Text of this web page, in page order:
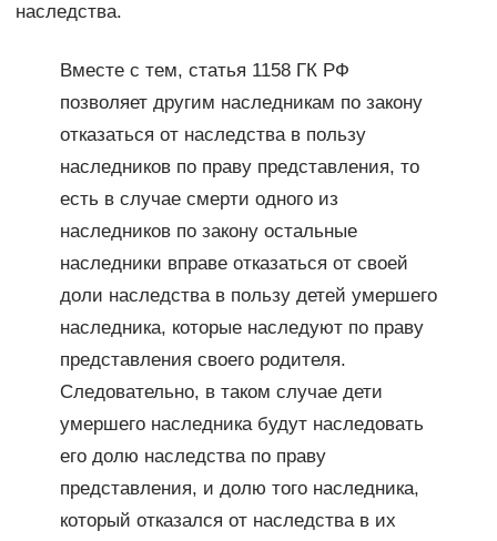
наследства.
Вместе с тем, статья 1158 ГК РФ
позволяет другим наследникам по закону
отказаться от наследства в пользу
наследников по праву представления, то
есть в случае смерти одного из
наследников по закону остальные
наследники вправе отказаться от своей
доли наследства в пользу детей умершего
наследника, которые наследуют по праву
представления своего родителя.
Следовательно, в таком случае дети
умершего наследника будут наследовать
его долю наследства по праву
представления, и долю того наследника,
который отказался от наследства в их